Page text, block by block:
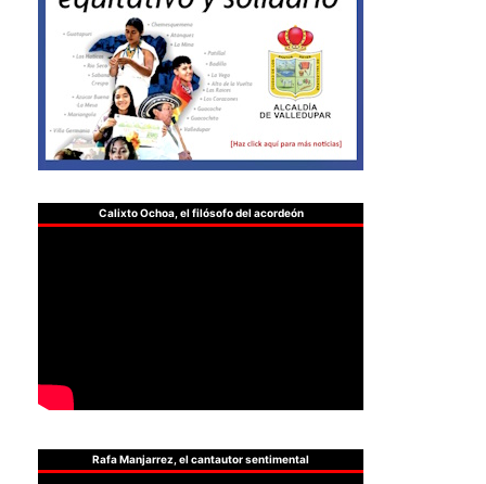
Calixto Ochoa, el filósofo del acordeón
Rafa Manjarrez, el cantautor sentimental